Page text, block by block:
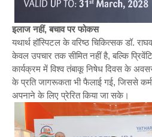
इलाज नहीं, बचाव पर फोकस
यथार्थ हॉस्पिटल के वरिष्ठ चिकित्सक डॉ.
केवल उपचार तक सीमित नहीं है, बल्कि
कार्यक्रम में विश्व तंबाकू निषेध दिवस के अवसर
के प्रति जागरूकता भी फैलाई गई, जिससे
अपनाने के लिए प्रेरित किया जा सके।